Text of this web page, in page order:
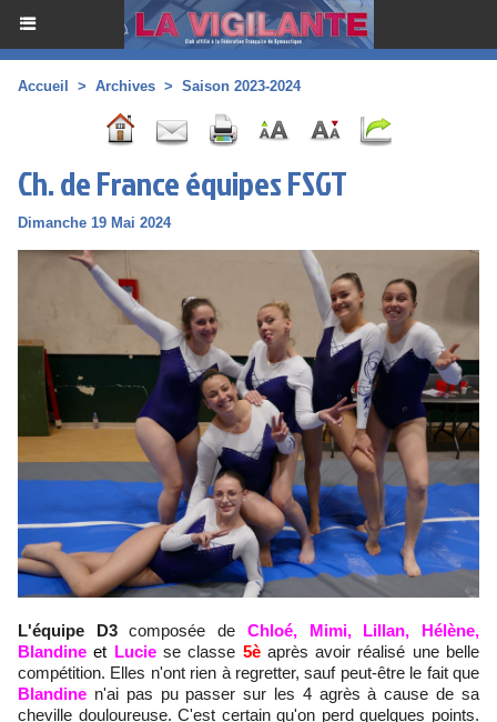
Accueil > Archives > Saison 2023-2024
Ch. de France équipes FSGT
Dimanche 19 Mai 2024
L'équipe D3composée de Chloé, Mimi, Lillan, Hélène,
Blandineet Luciese classe 5èaprès avoir réalisé une belle
compétition. Elles n'ont rien à regretter, sauf peut-être le fait que
Blandine n'ai pas pu passer sur les 4 agrès à cause de sa
cheville douloureuse. C'est certain qu'on perd quelques points.